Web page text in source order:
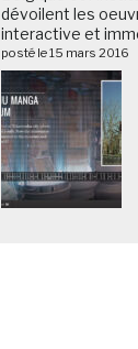
dévoilent les
interactive et
posté le 15 mars 2016